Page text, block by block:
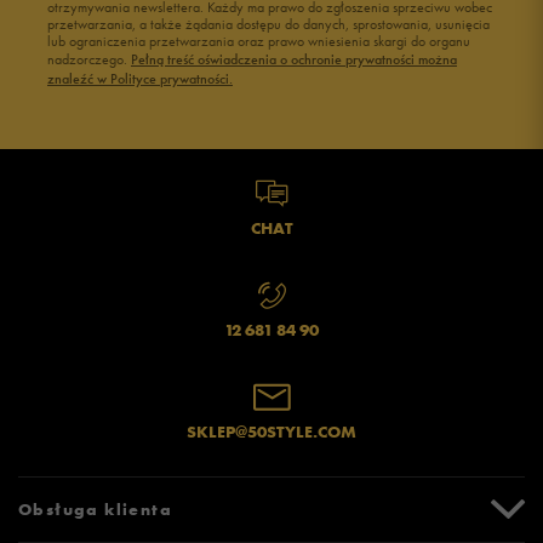
Czarne adidasy damskie
Buty Fila damskie
Buty Reebok damskie
Buty na siłownię Nike
Buty damskie 37
otrzymywania newslettera. Każdy ma prawo do zgłoszenia sprzeciwu wobec
przetwarzania, a także żądania dostępu do danych, sprostowania, usunięcia
lub ograniczenia przetwarzania oraz prawo wniesienia skargi do organu
nadzorczego. Pełną treść oświadczenia o ochronie prywatności można
znaleźć w Polityce prywatności.
CHAT
12 681 84 90
SKLEP@50STYLE.COM
Obsługa klienta